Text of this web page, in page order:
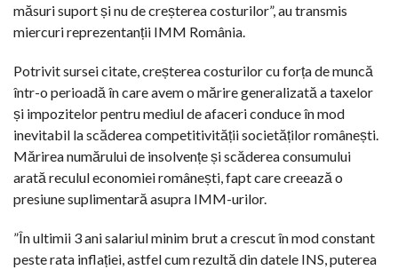
măsuri suport și nu de creșterea costurilor”, au transmis
miercuri reprezentanții IMM România.
Potrivit sursei citate, creșterea costurilor cu forța de muncă
într-o perioadă în care avem o mărire generalizată a taxelor
și impozitelor pentru mediul de afaceri conduce în mod
inevitabil la scăderea competitivității societăților românești.
Mărirea numărului de insolvențe și scăderea consumului
arată reculul economiei românești, fapt care creează o
presiune suplimentară asupra IMM-urilor.
”În ultimii 3 ani salariul minim brut a crescut în mod constant
peste rata inflației, astfel cum rezultă din datele INS, puterea